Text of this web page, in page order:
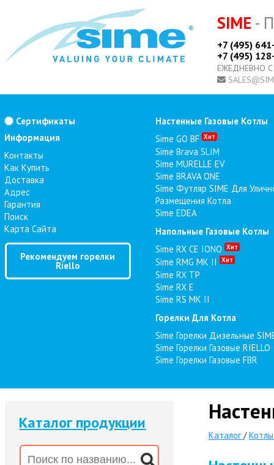
SIME -
+7 (495)
+7 (495)
ЕЖЕДНЕВНО
Сертификаты
Информация
Контакты
Как Купить
Доставка
Адрес
Гарантия
Поиск
Карта Сайта
Рекомендуем горелки
Riello
Настенные Газовые Котлы
Sime GO BF Хит
Sime Brava SLIM
Sime MURELLE EV
Sime BRAVA ONE
Sime Футляр SIME Для
Размещения Котла
Sime EDEA
Напольные Газовые Котлы
Sime RX CE IONO Хит
Sime RMG MK II Хит
Sime RX TP
Sime RX E
Sime RS MK II
Горелки Для Котла
Sime Горелки Дизельные
Sime Горелки Газовые RIELLO
Sime Горелки Газовые FBR
Каталог продукции
Каталог /Котлы